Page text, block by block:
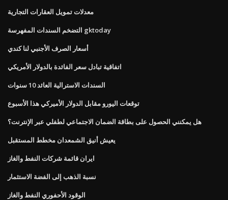
معدلات تمويل العقارات التجارية
التضخم السندات المفهرسة gktoday
أسعار الصرف الأجنبي لنا كندي
اتفاقية تبادل سعر الفائدة بالدولار الأمريكي
السندات الاسترالية العائد 10 سنوات
توقعات اليورو مقابل الدولار الأميركي هذا الأسبوع
هل يمكنني الحصول على بطاقة الضمان الاجتماعي لطفلي عبر الإنترنت؟
يعيش أنيق الشمعدان مخطط المستقبل
ايران قائمة شركات النفط والغاز
نسبة الذهب إلى الفضة الاستثمار
الوقود الأحفوري النفط والغاز